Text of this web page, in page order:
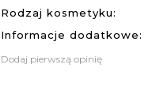
Rodzaj kosmetyku:
Informacje dodatkowe:
Dodaj pierwszą opinię